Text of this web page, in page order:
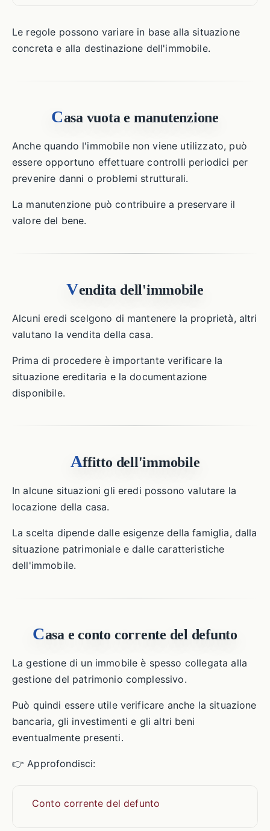
Le regole possono variare in base alla situazione
concreta e alla destinazione dell'immobile.
Casa vuota e manutenzione
Anche quando l'immobile non viene utilizzato, può
essere opportuno effettuare controlli periodici per
prevenire danni o problemi strutturali.
La manutenzione può contribuire a preservare il
valore del bene.
Vendita dell'immobile
Alcuni eredi scelgono di mantenere la proprietà, altri
valutano la vendita della casa.
Prima di procedere è importante verificare la
situazione ereditaria e la documentazione
disponibile.
Affitto dell'immobile
In alcune situazioni gli eredi possono valutare la
locazione della casa.
La scelta dipende dalle esigenze della famiglia, dalla
situazione patrimoniale e dalle caratteristiche
dell'immobile.
Casa e conto corrente del defunto
La gestione di un immobile è spesso collegata alla
gestione del patrimonio complessivo.
Può quindi essere utile verificare anche la situazione
bancaria, gli investimenti e gli altri beni
eventualmente presenti.
👉 Approfondisci:
Conto corrente del defunto